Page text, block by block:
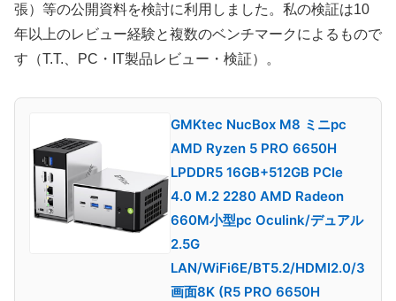
張）等の公開資料を検討に利用しました。私の検証は10
年以上のレビュー経験と複数のベンチマークによるもので
す（T.T.、PC・IT製品レビュー・検証）。
GMKtec NucBox M8 ミニpc
AMD Ryzen 5 PRO 6650H
LPDDR5 16GB+512GB PCIe
4.0 M.2 2280 AMD Radeon
660M小型pc Oculink/デュアル
2.5G
LAN/WiFi6E/BT5.2/HDMI2.0/3
画面8K (R5 PRO 6650H